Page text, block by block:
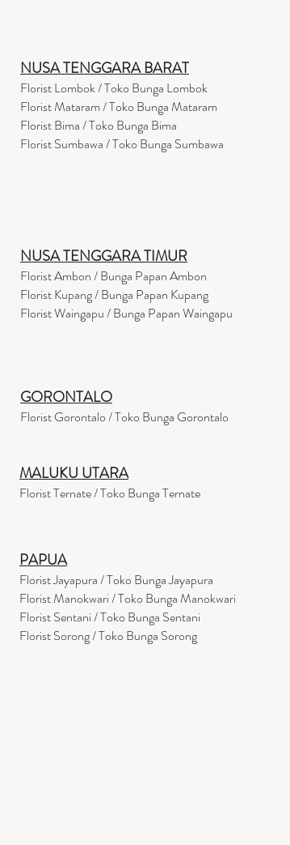
NUSA TENGGARA BARAT
Florist Lombok / Toko Bunga Lombok
FloristMataram/ Toko Bunga Mataram
Florist Bima / Toko Bunga Bima
Florist Sumbawa / Toko Bunga Sumbawa
NUSA TENGGARA TIMUR
Florist Ambon / Bunga Papan Ambon
Florist Kupang / Bunga Papan Kupang
Florist Waingapu / Bunga Papan Waingapu
GORONTALO
Florist Gorontalo / Toko Bunga Gorontalo
MALUKU UTARA
Florist Ternate / Toko Bunga Ternate
PAPUA
Florist Jayapura / Toko Bunga Jayapura
Florist Manokwari / Toko Bunga Manokwari
Florist Sentani / Toko Bunga Sentani
Florist Sorong / Toko Bunga Sorong